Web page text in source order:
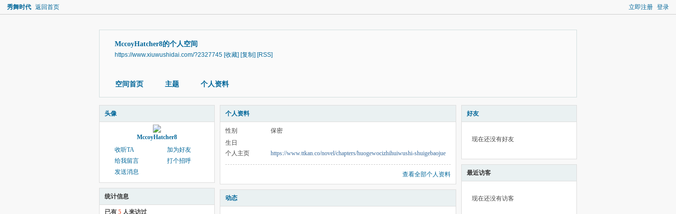
立即注册 登录
秀舞时代 返回首页
MccoyHatcher8的个人空间
https://www.xiuwushidai.com/?2327745 [收藏] [复制] [RSS]
空间首页 主题 个人资料
头像
MccoyHatcher8
收听TA
加为好友
给我留言
打个招呼
发送消息
统计信息
已有 5 人来访过
个人资料
性别
保密
生日
个人主页
https://www.ttkan.co/novel/chapters/huogewocizhihuiwushi-shuigebaojue
查看全部个人资料
动态
好友
现在还没有好友
最近访客
现在还没有访客